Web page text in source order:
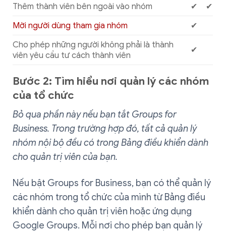
Thêm thành viên bên ngoài vào nhóm ✔
✔
Mời người dùng tham gia nhóm
✔
Cho phép những người không phải là thành
viên yêu cầu tư cách thành viên
✔
Bước 2: Tìm hiểu nơi quản lý các nhóm
của tổ chức
Bỏ qua phần này nếu bạn tắt Groups for
Business. Trong trường hợp đó, tất cả quản lý
nhóm nội bộ đều có trong Bảng điều khiển dành
cho quản trị viên của bạn.
Nếu bật Groups for Business, bạn có thể quản lý
các nhóm trong tổ chức của mình từ Bảng điều
khiển dành cho quản trị viên hoặc ứng dụng
Google Groups. Mỗi nơi cho phép bạn quản lý